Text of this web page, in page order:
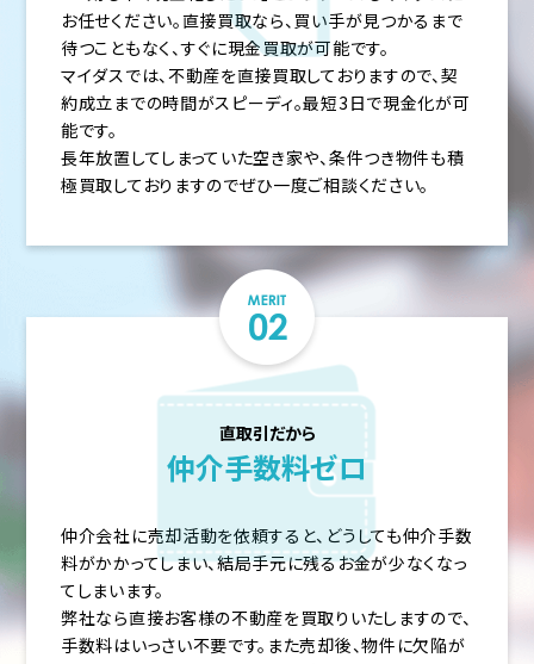
お任せください。直接買取なら、買い手が見つかるまで
待つこともなく、すぐに現金買取が可能です。
マイダスでは、不動産を直接買取しておりますので、契
約成立までの時間がスピーディ。最短3日で現金化が可
能です。
長年放置してしまっていた空き家や、条件つき物件も積
極買取しておりますのでぜひ一度ご相談ください。
直取引だから
仲介手数料ゼロ
仲介会社に売却活動を依頼すると、どうしても仲介手数
料がかかってしまい、結局手元に残るお金が少なくなっ
てしまいます。
弊社なら直接お客様の不動産を買取りいたしますので、
手数料はいっさい不要です。また売却後、物件に欠陥が